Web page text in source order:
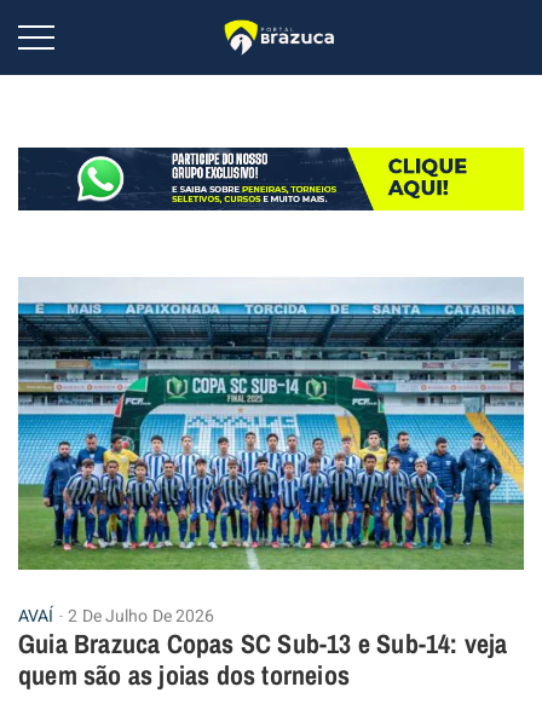
AVAÍ 2 De Julho De 2026
Guia Brazuca Copas SC Sub-13 e Sub-14: veja
quem são as joias dos torneios